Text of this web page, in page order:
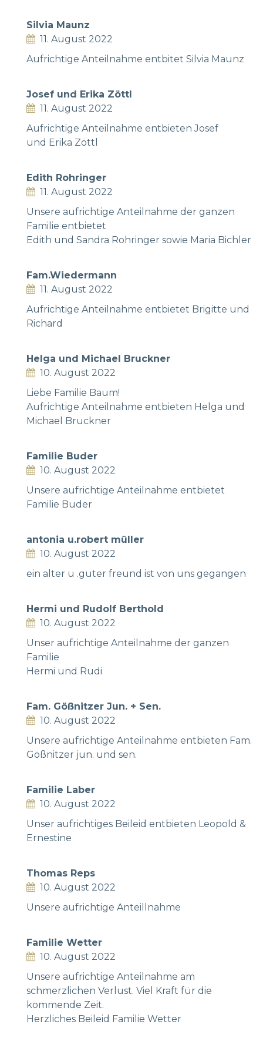
Silvia Maunz
11. August 2022
Aufrichtige Anteilnahme entbitet Silvia Maunz
Josef und Erika Zöttl
11. August 2022
Aufrichtige Anteilnahme entbieten Josef
und Erika Zöttl
Edith Rohringer
11. August 2022
Unsere aufrichtige Anteilnahme der ganzen
Familie entbietet
Edith und Sandra Rohringer sowie Maria Bichler
Fam.Wiedermann
11. August 2022
Aufrichtige Anteilnahme entbietet Brigitte und
Richard
Helga und Michael Bruckner
10. August 2022
Liebe Familie Baum!
Aufrichtige Anteilnahme entbieten Helga und
Michael Bruckner
Familie Buder
10. August 2022
Unsere aufrichtige Anteilnahme entbietet
Familie Buder
antonia u.robert müller
10. August 2022
ein alter u .guter freund ist von uns gegangen
Hermi und Rudolf Berthold
10. August 2022
Unser aufrichtige Anteilnahme der ganzen
Familie
Hermi und Rudi
Fam. Gößnitzer Jun. + Sen.
10. August 2022
Unsere aufrichtige Anteilnahme entbieten Fam.
Gößnitzer jun. und sen.
Familie Laber
10. August 2022
Unser aufrichtiges Beileid entbieten Leopold &
Ernestine
Thomas Reps
10. August 2022
Unsere aufrichtige Anteillnahme
Familie Wetter
10. August 2022
Unsere aufrichtige Anteilnahme am
schmerzlichen Verlust. Viel Kraft für die
kommende Zeit.
Herzliches Beileid Familie Wetter